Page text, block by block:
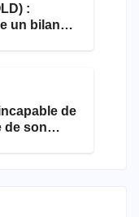
:
un bilan
de
de son